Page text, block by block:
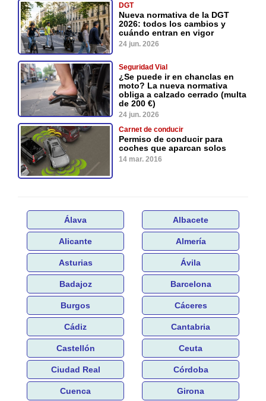
DGT
Nueva normativa de la DGT
2026: todos los cambios y
cuándo entran en vigor
24 jun. 2026
Seguridad Vial
¿Se puede ir en chanclas en
moto? La nueva normativa
obliga a calzado cerrado (multa
de 200 €)
24 jun. 2026
Carnet de conducir
Permiso de conducir para
coches que aparcan solos
14 mar. 2016
Álava Albacete
Alicante Almería
Asturias Ávila
Badajoz Barcelona
Burgos Cáceres
Cádiz Cantabria
Castellón Ceuta
Ciudad Real Córdoba
Cuenca Girona